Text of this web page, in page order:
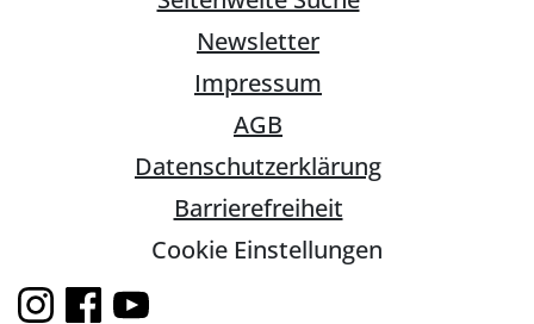
Newsletter
Impressum
AGB
Datenschutzerklärung
Barrierefreiheit
Cookie Einstellungen